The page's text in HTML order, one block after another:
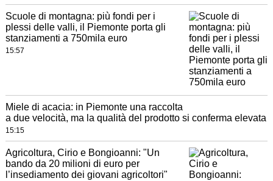
Scuole di montagna: più fondi per i
plessi delle valli, il Piemonte porta gli
stanziamenti a 750mila euro
15:57
Miele di acacia: in Piemonte una raccolta
a due velocità, ma la qualità del prodotto si conferma elevata
15:15
Agricoltura, Cirio e Bongioanni: "Un
bando da 20 milioni di euro per
l’insediamento dei giovani agricoltori"